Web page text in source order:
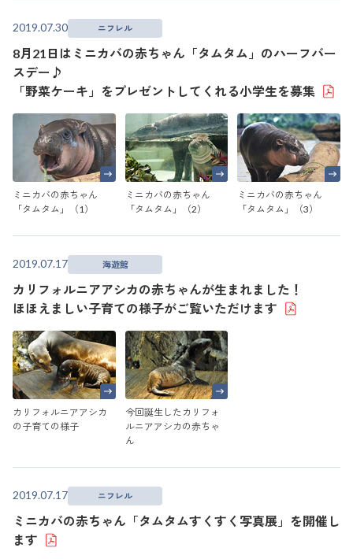
2019.07.30 ニフレル
8月21日はミニカバの赤ちゃん「タムタム」のハーフバー
スデー♪
「野菜ケーキ」をプレゼントしてくれる小学生を募集
ミニカバの赤ちゃん
「タムタム」（1）
ミニカバの赤ちゃん
「タムタム」（2）
ミニカバの赤ちゃん
「タムタム」（3）
2019.07.17 海遊館
カリフォルニアアシカの赤ちゃんが生まれました！
ほほえましい子育ての様子がご覧いただけます
カリフォルニアアシカ
の子育ての様子
今回誕生したカリフォ
ルニアアシカの赤ちゃ
ん
2019.07.17 ニフレル
ミニカバの赤ちゃん「タムタムすくすく写真展」を開催し
ます